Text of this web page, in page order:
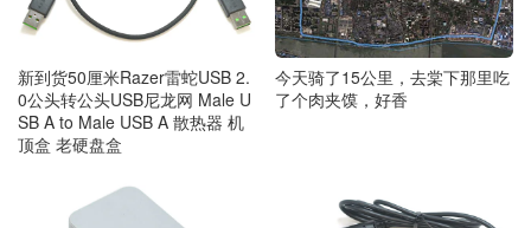
新到货50厘米Razer雷蛇USB 2.
0公头转公头USB尼龙网 Male U
SB A to Male USB A 散热器 机
顶盒 老硬盘盒
今天骑了15公里，去棠下那里吃
了个肉夹馍，好香